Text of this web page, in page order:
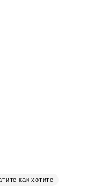
как хотите